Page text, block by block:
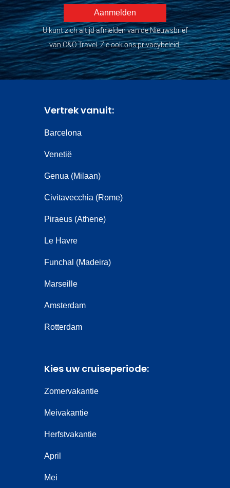
U kunt zich altijd afmelden van de Nieuwsbrief
van C&O Travel. Zie ook ons privacybeleid.
Vertrek vanuit:
Barcelona
Venetië
Genua (Milaan)
Civitavecchia (Rome)
Piraeus (Athene)
Le Havre
Funchal (Madeira)
Marseille
Amsterdam
Rotterdam
Kies uw cruiseperiode:
Zomervakantie
Meivakantie
Herfstvakantie
April
Mei